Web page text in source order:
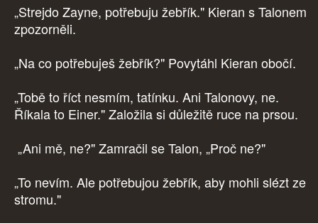
„Strejdo Zayne, potřebuju žebřík." Kieran s Talonem
zpozorněli.
„Na co potřebuješ žebřík?" Povytáhl Kieran obočí.
„Tobě to říct nesmím, tatínku. Ani Talonovy, ne.
Říkala to Einer." Založila si důležitě ruce na prsou.
„Ani mě, ne?" Zamračil se Talon, „Proč ne?"
„To nevím. Ale potřebujou žebřík, aby mohli slézt ze
stromu."